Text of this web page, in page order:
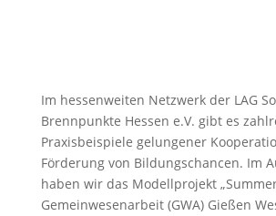
Im hessenweiten Netzwerk der LAG
Brennpunkte Hessen e.V. gibt es
Praxisbeispiele gelungener
Förderung von Bildungschancen. Im
haben wir das Modellprojekt
Gemeinwesenarbeit (GWA) Gießen